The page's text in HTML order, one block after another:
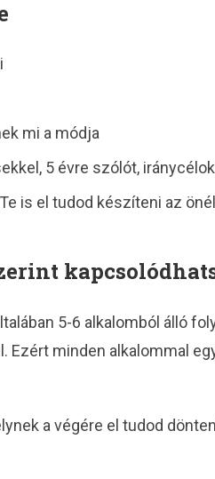
mi a módja
5 évre szólót,
is el tudod készíteni az
5-6 alkalomból álló
minden alkalommal
a végére el tudod